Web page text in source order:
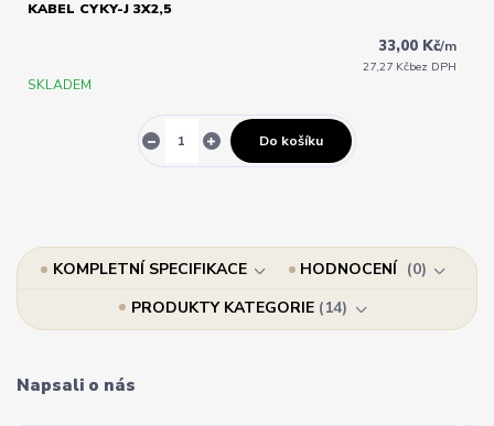
KABEL CYKY-J 3X2,5
33,00 Kč/m
27,27 Kčbez DPH
SKLADEM
Do košíku
KOMPLETNÍ SPECIFIKACE HODNOCENÍ
0
PRODUKTY KATEGORIE 14
Napsali o nás